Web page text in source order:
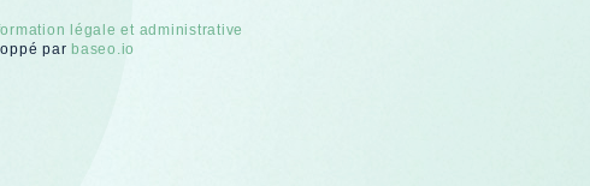
légale et administrative
par baseo.io